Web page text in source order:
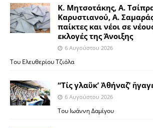
Κ. Μητσοτάκης, Α.
Καρυστιανού, Α.
παίκτες και νέοι σε
εκλογές της Άνοιξης
6 Αυγούστου 2026
Του Ελευθερίου Τζιόλα
“Τίς γλαῦκ’ Ἀθήναζ’
6 Αυγούστου 2026
Του Ιωάννη Δαμίγου